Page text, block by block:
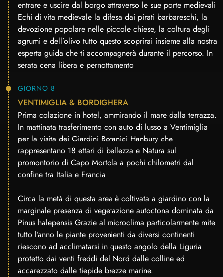
entrare e uscire dal borgo attraverso le sue porte medievali
Echi di vita medievale la difesa dai pirati barbareschi, la
devozione popolare nelle piccole chiese, la coltura degli
agrumi e dell’olivo tutto questo scoprirai insieme alla nostra
esperta guida che ti accompagnerà durante il percorso. In
serata cena libera e pernottamento
GIORNO 8
VENTIMIGLIA & BORDIGHERA
Prima colazione in hotel, ammirando il mare dalla terrazza.
In mattinata trasferimento con auto di lusso a Ventimiglia
per la visita dei Giardini Botanici Hanbury che
rappresentano 18 ettari di bellezza e Natura sul
promontorio di Capo Mortola a pochi chilometri dal
confine tra Italia e Francia
Circa la metà di questa area è coltivata a giardino con la
marginale presenza di vegetazione autoctona dominata da
Pinus halepensis Grazie al microclima particolarmente mite
tutto l’anno le piante provenienti da diversi continenti
riescono ad acclimatarsi in questo angolo della Liguria
protetto dai venti freddi del Nord dalle colline ed
accarezzato dalle tiepide brezze marine.